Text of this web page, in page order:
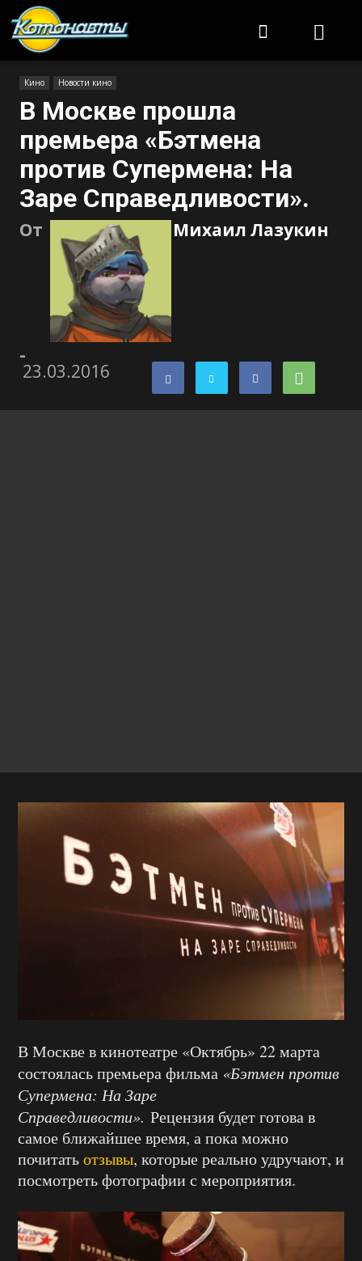
Кино Новости кино
В Москве прошла
премьера «Бэтмена
против Супермена: На
Заре Справедливости».
От Михаил Лазукин
-
23.03.2016
В Москве в кинотеатре «Октябрь» 22 марта
состоялась премьера фильма «Бэтмен против
Супермена: На Заре
Справедливости». Рецензия будет готова в
самое ближайшее время, а пока можно
почитатьотзывы, которые реально удручают, и
посмотреть фотографии с мероприятия.